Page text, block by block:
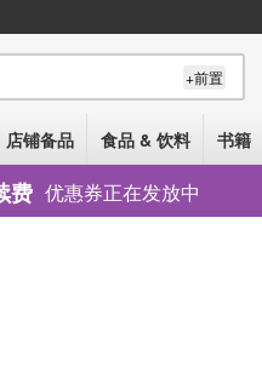
+前置
店铺备品 食品 & 饮料 书籍
费 优惠券正在发放中